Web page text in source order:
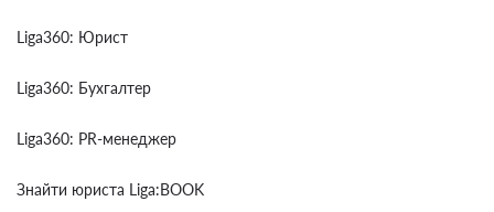
Liga360: Юрист
Liga360: Бухгалтер
Liga360: PR-менеджер
Знайти юриста Liga:BOOK